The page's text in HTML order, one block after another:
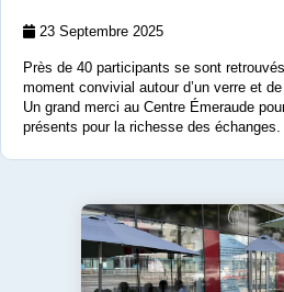
23 Septembre 2025
Près de 40 participants se sont
moment convivial autour d’un verre et
Un grand merci au Centre Émeraude
présents pour la richesse des échanges.